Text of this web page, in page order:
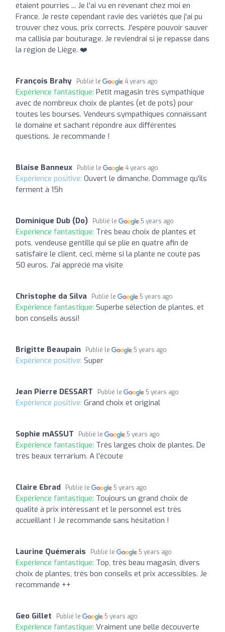
étaient pourries ... Je l'ai vu en revenant chez moi en
France. Je reste cependant ravie des variétés que j'ai pu
trouver chez vous, prix corrects. J'espère pouvoir sauver
ma callisia par bouturage. Je reviendrai si je repasse dans
la région de Liège. ❤️
François Brahy Publié le 4 years ago
Expérience fantastique: Petit magasin très sympathique
avec de nombreux choix de plantes (et de pots) pour
toutes les bourses. Vendeurs sympathiques connaissant
le domaine et sachant répondre aux différentes
questions. Je recommande !
Blaise Banneux Publié le 4 years ago
Expérience positive: Ouvert le dimanche. Dommage qu'ils
ferment à 15h
Dominique Dub (Do) Publié le 5 years ago
Expérience fantastique: Très beau choix de plantes et
pots, vendeuse gentille qui se plie en quatre afin de
satisfaire le client, ceci, même si la plante ne coute pas
50 euros. J'ai apprécié ma visite
Christophe da Silva Publié le 5 years ago
Expérience fantastique: Superbe sélection de plantes, et
bon conseils aussi!
Brigitte Beaupain Publié le 5 years ago
Expérience positive: Super
Jean Pierre DESSART Publié le 5 years ago
Expérience positive: Grand choix et original
Sophie mASSUT Publié le 5 years ago
Expérience fantastique: Très larges choix de plantes. De
très beaux terrarium. A l'écoute
Claire Ebrad Publié le 5 years ago
Expérience fantastique: Toujours un grand choix de
qualité à prix intéressant et le personnel est très
accueillant ! Je recommande sans hésitation !
Laurine Quémerais Publié le 5 years ago
Expérience fantastique: Top, très beau magasin, divers
choix de plantes, très bon conseils et prix accessibles. Je
recommande ++
Geo Gillet Publié le 5 years ago
Expérience fantastique: Vraiment une belle découverte